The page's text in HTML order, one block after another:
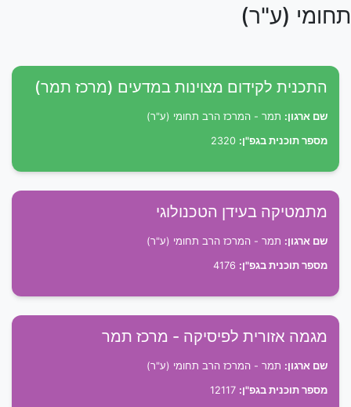
תחומי (ע"ר)
התכנית לקידום מצוינות במדעים (מרכז תמר)
שם ארגון: תמר - המרכז הרב תחומי (ע"ר)
מספר תוכנית בגפ"ן:
מתמטיקה בעידן הטכנולוגי
שם ארגון: תמר - המרכז הרב תחומי (ע"ר)
מספר תוכנית בגפ"ן:
מגמה אזורית לפיסיקה - מרכז תמר
שם ארגון: תמר - המרכז הרב תחומי (ע"ר)
מספר תוכנית בגפ"ן: